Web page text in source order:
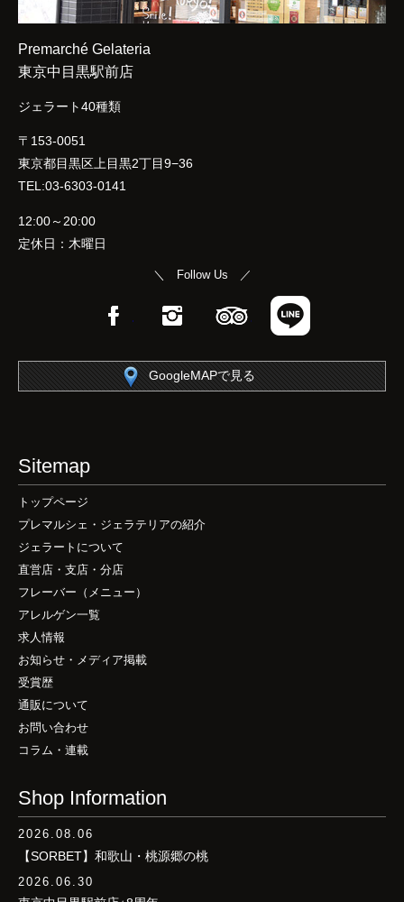
Premarché Gelateria
東京中目黒駅前店
ジェラート40種類
〒153-0051
東京都目黒区上目黒2丁目9−36
TEL:03-6303-0141
12:00～20:00
定休日：木曜日
＼ Follow Us ／
FacebookInstagramTripAdvisor
GoogleMAPで見る
Sitemap
トップページ
プレマルシェ・ジェラテリアの紹介
ジェラートについて
直営店・支店・分店
フレーバー（メニュー）
アレルゲン一覧
求人情報
お知らせ・メディア掲載
受賞歴
通販について
お問い合わせ
コラム・連載
Shop Information
2026.08.06
【SORBET】和歌山・桃源郷の桃
2026.06.30